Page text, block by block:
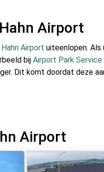
Airport
Airport uiteenlopen. Als
bij Airport Park Service
Dit komt doordat deze
Airport